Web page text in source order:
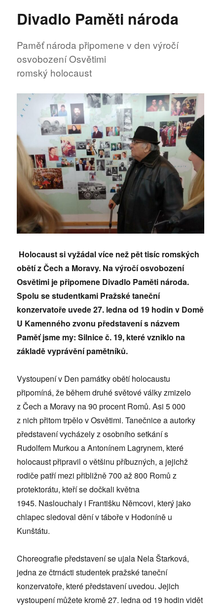
Dílna
Divadlo Paměti národa
Paměť národa připomene v den výročí
osvobození Osvětimi
romský holocaust
Holocaust si vyžádal více než pět tisíc romských
obětí z Čech a Moravy. Na výročí osvobození
Osvětimi je připomene Divadlo Paměti národa.
Spolu se studentkami Pražské taneční
konzervatoře uvede 27. ledna od 19 hodin v Domě
U Kamenného zvonu představení s názvem
Paměť jsme my: Silnice č. 19, které vzniklo na
základě vyprávění pamětníků.
Vystoupení v Den památky obětí holocaustu
připomíná, že během druhé světové války zmizelo
z Čech a Moravy na 90 procent Romů. Asi 5 000
z nich přitom trpělo v Osvětimi. Tanečnice a autorky
představení vycházely z osobního setkání s
Rudolfem Murkou a Antonínem Lagrynem, které
holocaust připravil o většinu příbuzných, a jejichž
rodiče patří mezi přibližně 700 až 800 Romů z
protektorátu, kteří se dočkali května
1945. Naslouchaly i Františku Němcovi, který jako
chlapec sledoval dění v táboře v Hodoníně u
Kunštátu.
Choreografie představení se ujala Nela Štarková,
jedna ze čtrnácti studentek pražské taneční
konzervatoře, které představení uvedou. Jejich
vystoupení můžete kromě 27. ledna od 19 hodin vidět